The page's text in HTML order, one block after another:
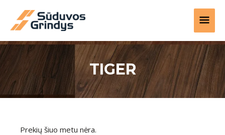
turinio
TIGER
Prekių šiuo metu nėra.